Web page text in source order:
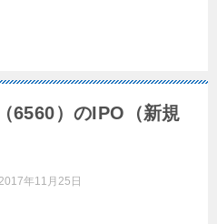
6560）のIPO（新規
年11月25日